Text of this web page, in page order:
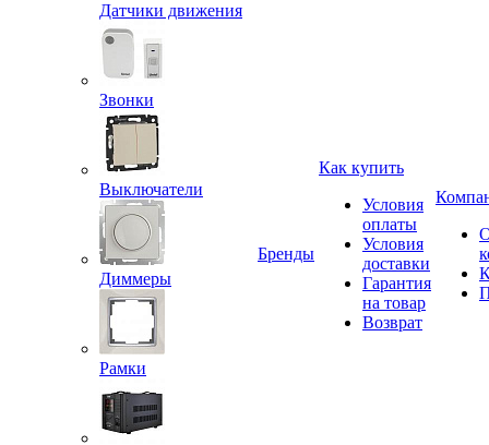
Датчики движения
Звонки
Выключатели
Диммеры
Рамки
Бренды
Как купить
Условия
оплаты
Условия
доставки
Гарантия
на товар
Возврат